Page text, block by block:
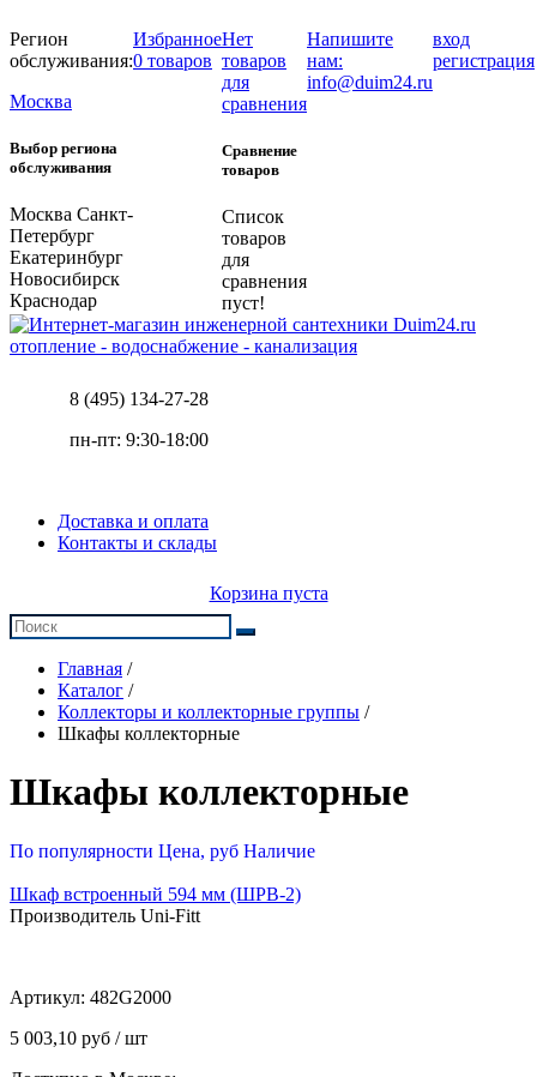
Регион
обслуживания:
Москва
Выбор региона
обслуживания
Москва Санкт-
Петербург
Екатеринбург
Новосибирск
Краснодар
Избранное
0 товаров
Нет
товаров
для
сравнения
Сравнение
товаров
Список
товаров
для
сравнения
пуст!
Напишите
нам:
info@duim24.ru
вход
регистрация
отопление - водоснабжение - канализация
8 (495) 134-27-28
пн-пт: 9:30-18:00
Доставка и оплата
Контакты и склады
Корзина пуста
Главная /
Каталог /
Коллекторы и коллекторные группы /
Шкафы коллекторные
Шкафы коллекторные
По популярности Цена, руб Наличие
Шкаф встроенный 594 мм (ШРВ-2)
Производитель Uni-Fitt
Артикул: 482G2000
5 003,10 руб / шт